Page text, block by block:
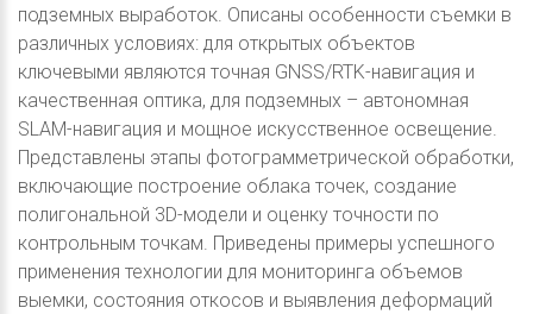
подземных выработок. Описаны особенности съемки в
различных условиях: для открытых объектов
ключевыми являются точная GNSS/RTK-навигация и
качественная оптика, для подземных – автономная
SLAM-навигация и мощное искусственное освещение.
Представлены этапы фотограмметрической обработки,
включающие построение облака точек, создание
полигональной 3D-модели и оценку точности по
контрольным точкам. Приведены примеры успешного
применения технологии для мониторинга объемов
выемки, состояния откосов и выявления деформаций